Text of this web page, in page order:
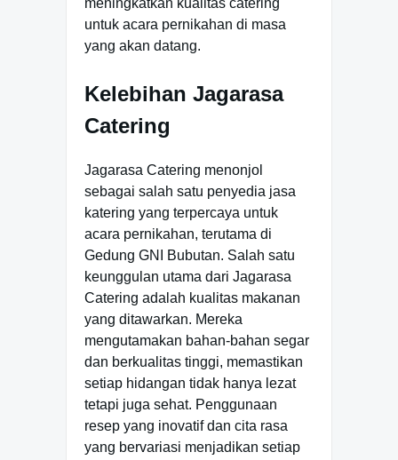
meningkatkan kualitas catering
untuk acara pernikahan di masa
yang akan datang.
Kelebihan Jagarasa
Catering
Jagarasa Catering menonjol
sebagai salah satu penyedia jasa
katering yang terpercaya untuk
acara pernikahan, terutama di
Gedung GNI Bubutan. Salah satu
keunggulan utama dari Jagarasa
Catering adalah kualitas makanan
yang ditawarkan. Mereka
mengutamakan bahan-bahan segar
dan berkualitas tinggi, memastikan
setiap hidangan tidak hanya lezat
tetapi juga sehat. Penggunaan
resep yang inovatif dan cita rasa
yang bervariasi menjadikan setiap